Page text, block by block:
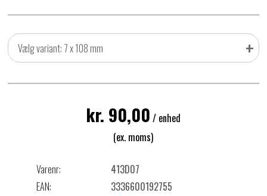
Vælg variant: 7 x 108 mm +
kr. 90,00 / enhed
(ex. moms)
Varenr:
413D07
EAN:
3336600192755